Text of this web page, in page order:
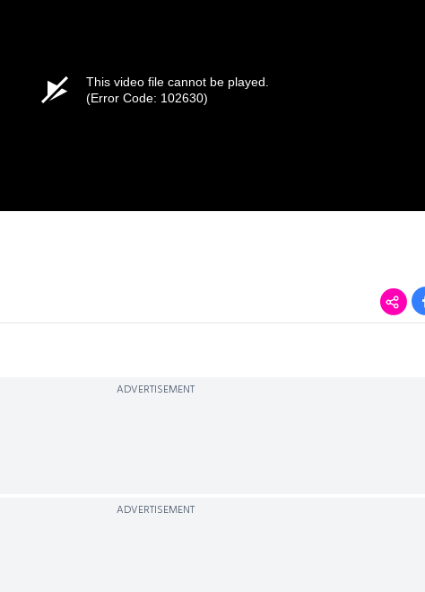
This video file cannot be played.
(Error Code: 102630)
ADVERTISEMENT
ADVERTISEMENT